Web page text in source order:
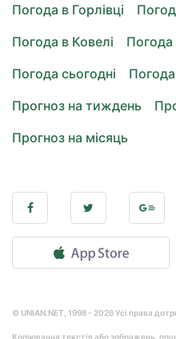
Погода в Горлівці
Погода в Ковелі
Погода
Погода сьогодні
Прогноз на тиждень
Прогноз на місяць
© UNIAN.NET, 1998 - 2026 Усі права
Копіювання текстів або зображень,